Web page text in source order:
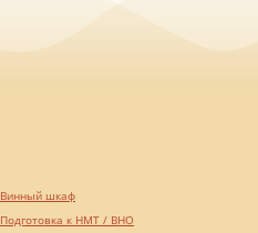
Винный шкаф
Подготовка к НМТ / ВНО